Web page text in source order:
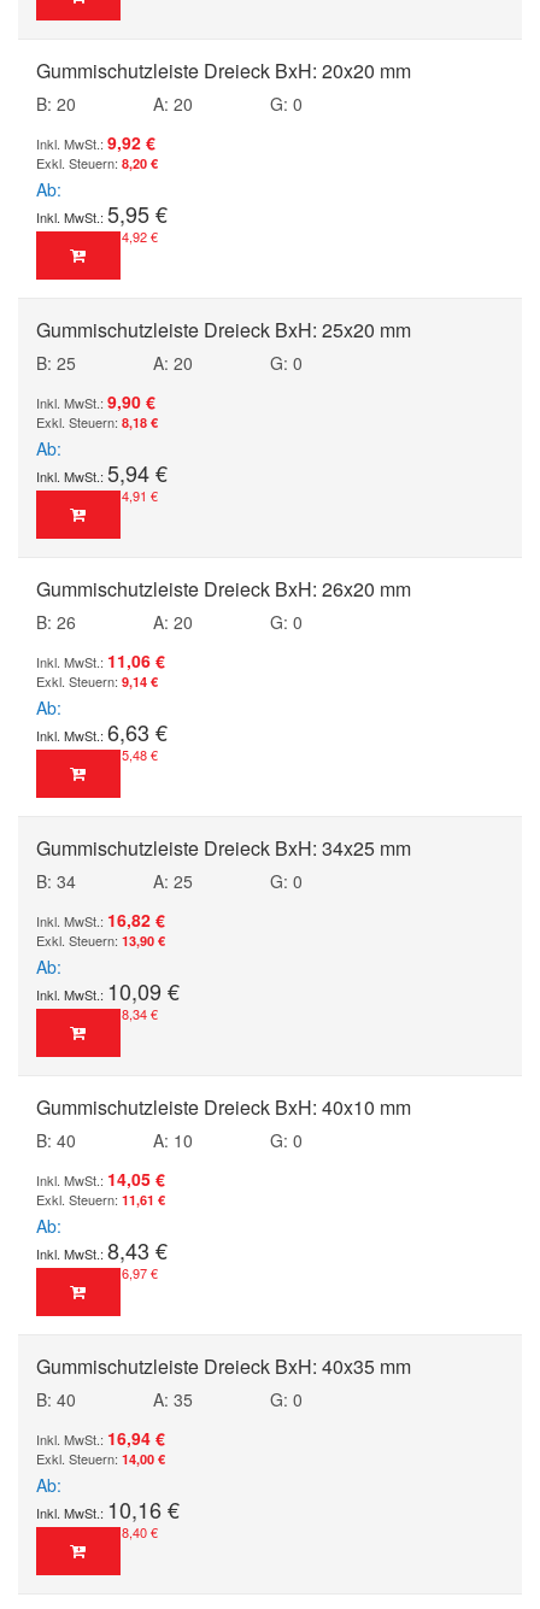
Gummischutzleiste Dreieck BxH: 20x20 mm
B: 20 A: 20
G: 0
9,92 €
8,20 €
Ab
5,95 €
4,92 €
Gummischutzleiste Dreieck BxH: 25x20 mm
B: 25 A: 20
G: 0
9,90 €
8,18 €
Ab
5,94 €
4,91 €
Gummischutzleiste Dreieck BxH: 26x20 mm
B: 26 A: 20
G: 0
11,06 €
9,14 €
Ab
6,63 €
5,48 €
Gummischutzleiste Dreieck BxH: 34x25 mm
B: 34 A: 25
G: 0
16,82 €
13,90 €
Ab
10,09 €
8,34 €
Gummischutzleiste Dreieck BxH: 40x10 mm
B: 40 A: 10
G: 0
14,05 €
11,61 €
Ab
8,43 €
6,97 €
Gummischutzleiste Dreieck BxH: 40x35 mm
B: 40 A: 35
G: 0
16,94 €
14,00 €
Ab
10,16 €
8,40 €